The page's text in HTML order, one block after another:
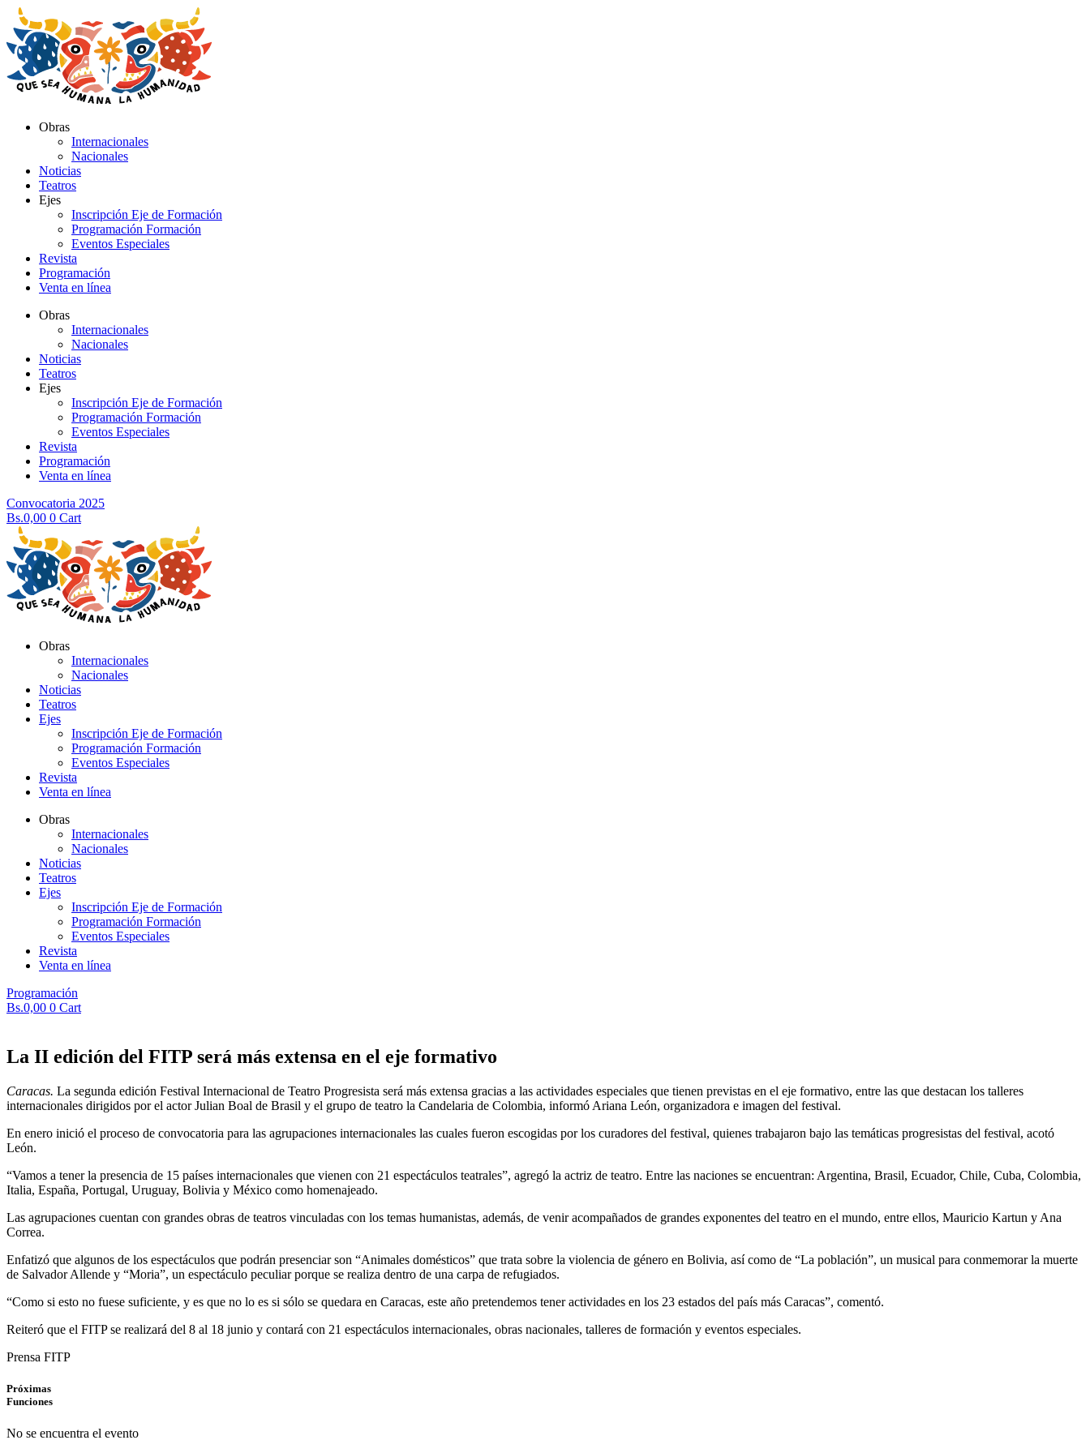
al
contenido
Obras
Internacionales
Nacionales
Noticias
Teatros
Ejes
Inscripción Eje de Formación
Programación Formación
Eventos Especiales
Revista
Programación
Venta en línea
Obras
Internacionales
Nacionales
Noticias
Teatros
Ejes
Inscripción Eje de Formación
Programación Formación
Eventos Especiales
Revista
Programación
Venta en línea
Convocatoria 2025
Bs.0,00 0 Cart
Obras
Internacionales
Nacionales
Noticias
Teatros
Ejes
Inscripción Eje de Formación
Programación Formación
Eventos Especiales
Revista
Venta en línea
Obras
Internacionales
Nacionales
Noticias
Teatros
Ejes
Inscripción Eje de Formación
Programación Formación
Eventos Especiales
Revista
Venta en línea
Programación
Bs.0,00 0 Cart
La II edición del FITP será más extensa en el eje formativo
Caracas. La segunda edición Festival Internacional de Teatro Progresista será más extensa gracias a las actividades especiales que tienen previstas en el eje formativo, entre las que destacan los talleres
internacionales dirigidos por el actor Julian Boal de Brasil y el grupo de teatro la Candelaria de Colombia, informó Ariana León, organizadora e imagen del festival.
En enero inició el proceso de convocatoria para las agrupaciones internacionales las cuales fueron escogidas por los curadores del festival, quienes trabajaron bajo las temáticas progresistas del festival, acotó
León.
“Vamos a tener la presencia de 15 países internacionales que vienen con 21 espectáculos teatrales”, agregó la actriz de teatro. Entre las naciones se encuentran: Argentina, Brasil, Ecuador, Chile, Cuba, Colombia,
Italia, España, Portugal, Uruguay, Bolivia y México como homenajeado.
Las agrupaciones cuentan con grandes obras de teatros vinculadas con los temas humanistas, además, de venir acompañados de grandes exponentes del teatro en el mundo, entre ellos, Mauricio Kartun y Ana
Correa.
Enfatizó que algunos de los espectáculos que podrán presenciar son “Animales domésticos” que trata sobre la violencia de género en Bolivia, así como de “La población”, un musical para conmemorar la muerte
de Salvador Allende y “Moria”, un espectáculo peculiar porque se realiza dentro de una carpa de refugiados.
“Como si esto no fuese suficiente, y es que no lo es si sólo se quedara en Caracas, este año pretendemos tener actividades en los 23 estados del país más Caracas”, comentó.
Reiteró que el FITP se realizará del 8 al 18 junio y contará con 21 espectáculos internacionales, obras nacionales, talleres de formación y eventos especiales.
Prensa FITP
Próximas
Funciones
No se encuentra el evento